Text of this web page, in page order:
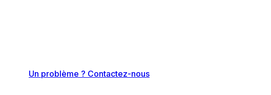
Un problème ? Contactez-nous